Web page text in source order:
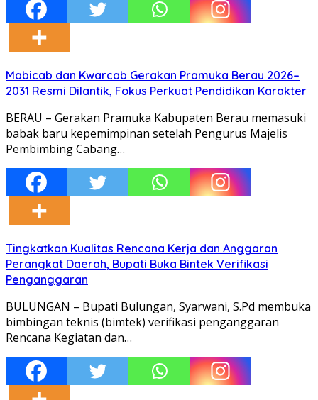
Mabicab dan Kwarcab Gerakan Pramuka Berau 2026–
2031 Resmi Dilantik, Fokus Perkuat Pendidikan Karakter
BERAU – Gerakan Pramuka Kabupaten Berau memasuki
babak baru kepemimpinan setelah Pengurus Majelis
Pembimbing Cabang…
Tingkatkan Kualitas Rencana Kerja dan Anggaran
Perangkat Daerah, Bupati Buka Bintek Verifikasi
Penganggaran
BULUNGAN – Bupati Bulungan, Syarwani, S.Pd membuka
bimbingan teknis (bimtek) verifikasi penganggaran
Rencana Kegiatan dan…